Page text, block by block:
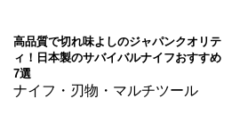
高品質で切れ味よしのジャパンクオリテ
ィ！日本製のサバイバルナイフおすすめ
7選
ナイフ・刃物・マルチツール